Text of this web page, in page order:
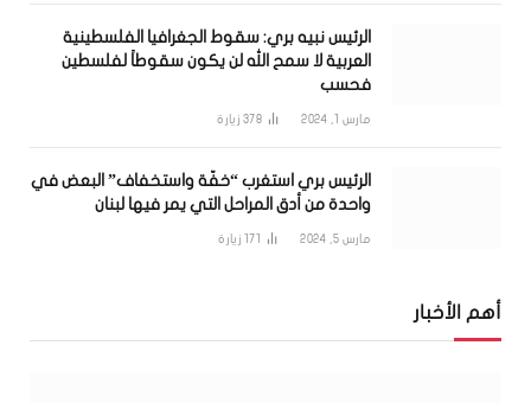
الرئيس نبيه بري: سقوط الجغرافيا الفلسطينية
العربية لا سمح الله لن يكون سقوطاً لفلسطين
فحسب
مارس 1, 2024 378 زيارة
الرئيس بري استغرب “خفّة واستخفاف” البعض في
واحدة من أدق المراحل التي يمر فيها لبنان
مارس 5, 2024 171 زيارة
أهم الأخبار